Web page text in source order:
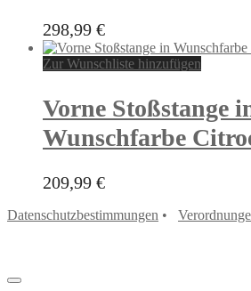
298,99 €
Zur Wunschliste hinzufügen
Vorne Stoßstange
Wunschfarbe
209,99 €
Datenschutzbestimmungen •